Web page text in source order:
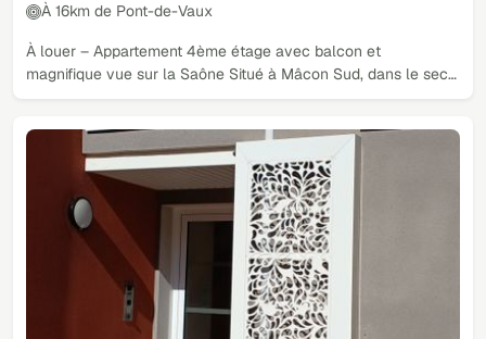
À 16km de Pont-de-Vaux
À louer – Appartement 4ème étage avec balcon et
magnifique vue sur la Saône Situé à Mâcon Sud, dans le sec…